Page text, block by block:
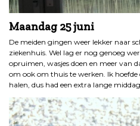
Maandag 25 juni
De meiden gingen weer lekker naar
ziekenhuis. Wel lag er nog genoeg
opruimen, wasjes doen en meer van
om ook om thuis te werken. Ik hoefde
halen, dus had een extra lange